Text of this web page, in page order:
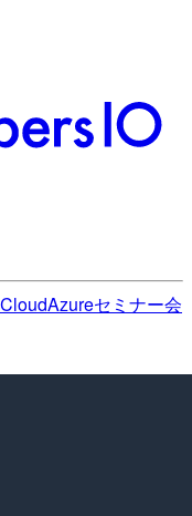
Azureセミナー会